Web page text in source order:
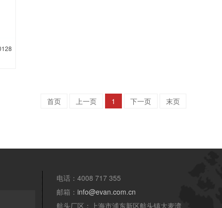
首页 上一页 1 下一页 末页
电话：4008 717 355
邮箱： info@evan.com.cn
航头厂区：上海市浦东新区航头镇大麦湾